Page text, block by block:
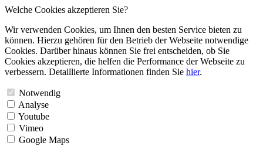
Welche Cookies akzeptieren Sie?
Wir verwenden Cookies, um Ihnen den besten Service bieten zu
können. Hierzu gehören für den Betrieb der Webseite notwendige
Cookies. Darüber hinaus können Sie frei entscheiden, ob Sie
Cookies akzeptieren, die helfen die Performance der Webseite zu
verbessern. Detaillierte Informationen finden Sie hier.
Notwendig
Analyse
Youtube
Vimeo
Google Maps